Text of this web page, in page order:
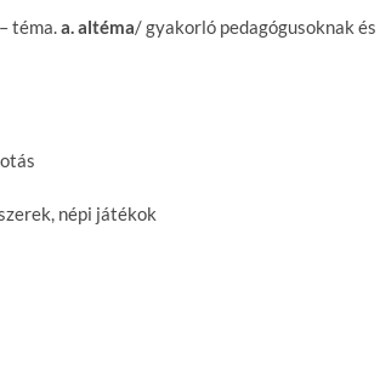
téma.a. altéma/ gyakorló pedagógusoknak és
népi játékok